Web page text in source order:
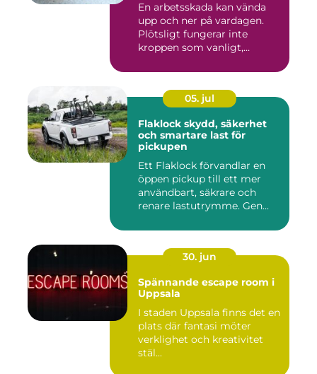
En arbetsskada kan vända
upp och ner på vardagen.
Plötsligt fungerar inte
kroppen som vanligt,
05. jul
Flaklock skydd, säkerhet
och smartare last för
pickupen
Ett Flaklock förvandlar en
öppen pickup till ett mer
användbart, säkrare och
renare lastutrymme. Gen...
30. jun
Spännande escape room i
Uppsala
I staden Uppsala finns det en
plats där fantasi möter
verklighet och kreativitet
stäl...